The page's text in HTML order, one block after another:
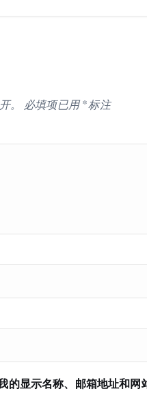
。 必填项已用*标注
的显示名称、邮箱地址和网